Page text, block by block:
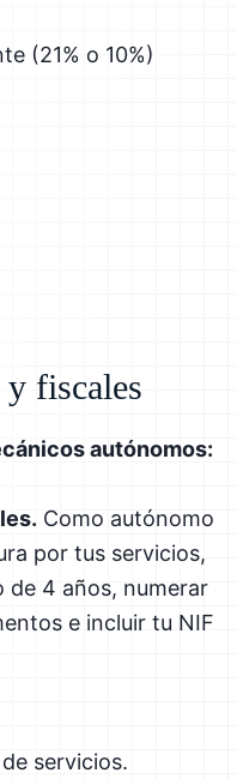
(21% o 10%)
fiscales
autónomos:
Como autónomo
por tus servicios,
de 4 años, numerar
e incluir tu NIF
servicios.